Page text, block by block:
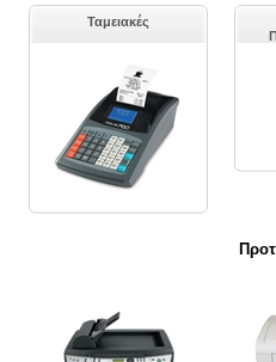
Ταμειακές